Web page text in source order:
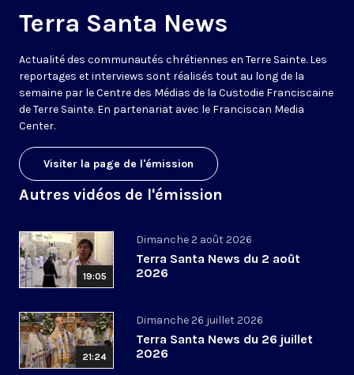
Terra Santa News
Actualité des communautés chrétiennes en Terre Sainte. Les
reportages et interviews sont réalisés tout au long de la
semaine par le Centre des Médias de la Custodie Franciscaine
de Terre Sainte. En partenariat avec le Franciscan Media
Center.
Visiter la page de l'émission
Autres vidéos de l'émission
19:05
Dimanche 2 août 2026
Terra Santa News du 2 août
2026
21:24
Dimanche 26 juillet 2026
Terra Santa News du 26 juillet
2026